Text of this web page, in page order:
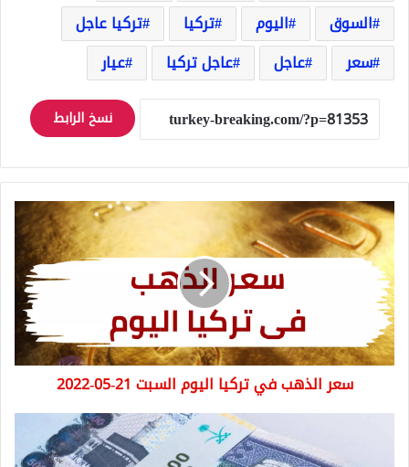
السوق
اليوم تركيا
تركيا عاجل
سعر
عاجل عاجل تركيا عيار
نسخ الرابط
سعر
الذهب
في
تركيا
اليوم
السبت
21-
05-
2022
سعر الذهب في تركيا اليوم السبت 21-05-2022